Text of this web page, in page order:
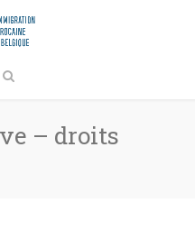
– droits